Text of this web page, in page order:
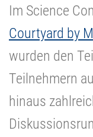
Im Science
Courtyard by
wurden den
Teilnehmern
hinaus